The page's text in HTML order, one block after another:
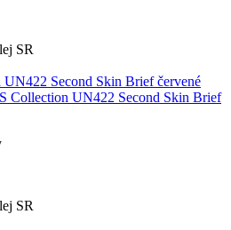
SR
Collection UN422 Second Skin Brief
SR